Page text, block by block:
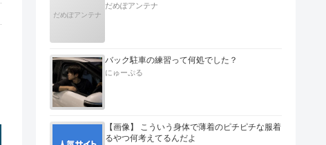
だめぽアンテナ
だめぽアンテナ
バック駐車の練習って何処でした？
にゅーぷる
【画像】 こういう身体で薄着のピチピチな服着
るやつ何考えてるんだよ